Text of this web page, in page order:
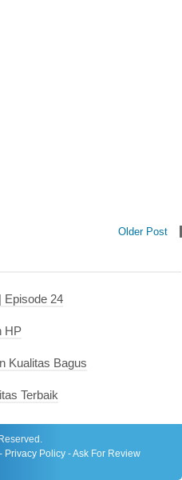
Older Post
Episode 24
HP
Kualitas Bagus
Terbaik
- Privacy Policy -Ask For Review